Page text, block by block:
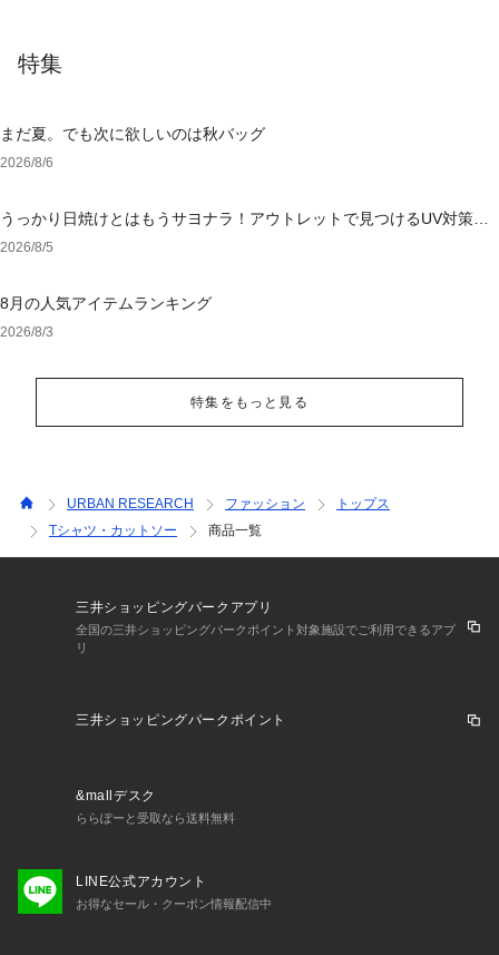
特集
まだ夏。でも次に欲しいのは秋バッグ
2026/8/6
うっかり日焼けとはもうサヨナラ！アウトレットで見つけるUV対策ウ
ェア
2026/8/5
8月の人気アイテムランキング
2026/8/3
特集をもっと見る
URBAN RESEARCH ファッション
トップス
Tシャツ・カットソー
商品一覧
三井ショッピングパークアプリ
全国の三井ショッピングパークポイント対象施設でご利用できるアプ
リ
三井ショッピングパークポイント
&mallデスク
ららぽーと受取なら送料無料
LINE公式アカウント
お得なセール・クーポン情報配信中